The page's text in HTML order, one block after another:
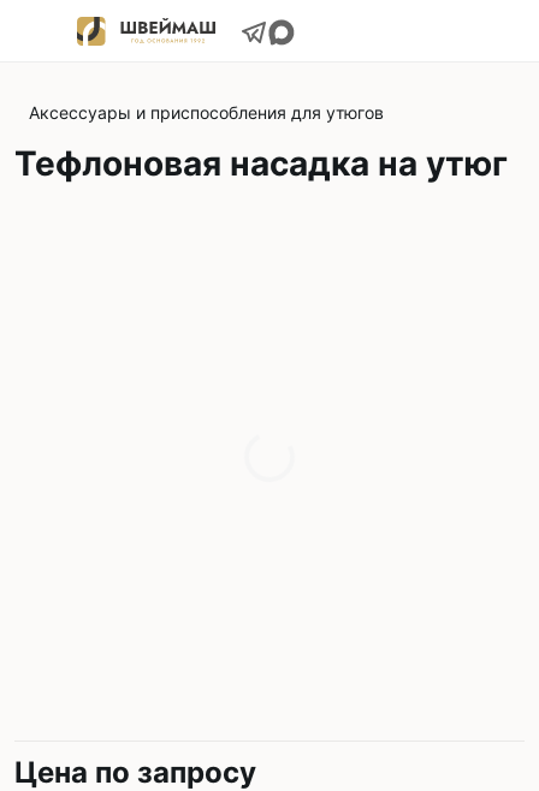
Аксессуары и приспособления для утюгов
Тефлоновая насадка на утюг
Цена по запросу